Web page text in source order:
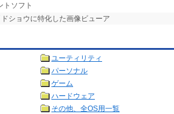
トソフト
ショウに特化した画像ビューア
ユーティリティ
パーソナル
ゲーム
ハードウェア
その他、全OS用一覧